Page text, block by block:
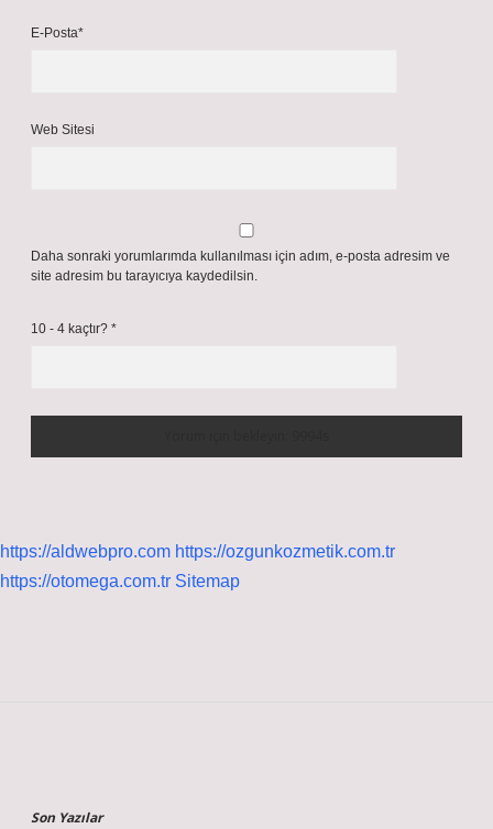
E-Posta*
Web Sitesi
Daha sonraki yorumlarımda kullanılması için adım, e-posta adresim ve
site adresim bu tarayıcıya kaydedilsin.
10 - 4 kaçtır? *
https://aldwebpro.com https://ozgunkozmetik.com.tr
https://otomega.com.tr Sitemap
Son Yazılar